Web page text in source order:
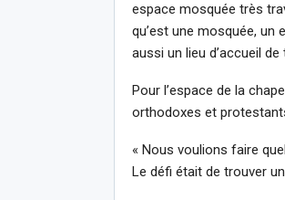
espace mosquée très
qu’est une mosquée, un
aussi un lieu d’accueil
Pour l’espace de la
orthodoxes et
« Nous voulions faire
Le défi était de trouver